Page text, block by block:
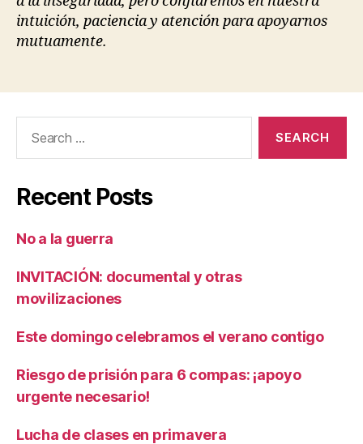
intuición, paciencia y atención para apoyarnos
mutuamente.
Recent Posts
No a la guerra
INVITACIÓN: documental y otras
movilizaciones
Este domingo celebramos el verano contigo
Riesgo de prisión para 6 compas: ¡apoyo
urgente necesario!
Lucha de clases en primavera